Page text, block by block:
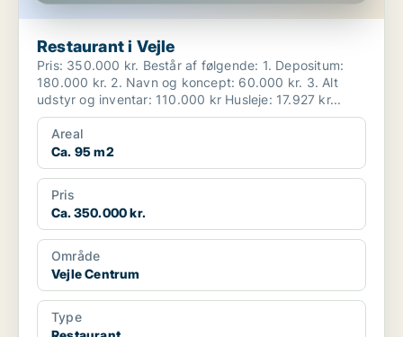
Restaurant i Vejle
Pris: 350.000 kr. Består af følgende: 1. Depositum:
180.000 kr. 2. Navn og koncept: 60.000 kr. 3. Alt
udstyr og inventar: 110.000 kr Husleje: 17.927 kr...
Areal
Ca. 95 m2
Pris
Ca. 350.000 kr.
Område
Vejle Centrum
Type